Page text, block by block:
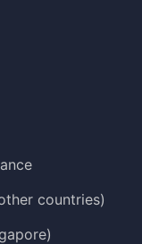
countries)